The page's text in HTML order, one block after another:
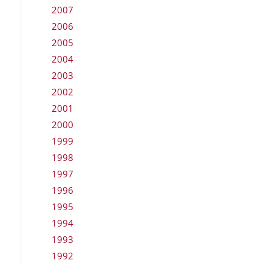
2007
2006
2005
2004
2003
2002
2001
2000
1999
1998
1997
1996
1995
1994
1993
1992